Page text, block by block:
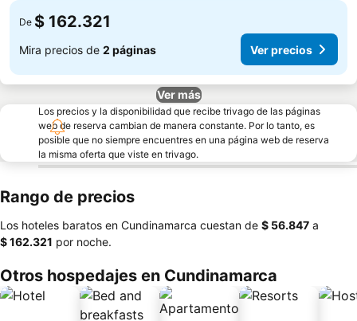
De $ 162.321
Mira precios de 2 páginas Ver precios
Ver más
Los precios y la disponibilidad que recibe trivago de las páginas
web de reserva cambian de manera constante. Por lo tanto, es
posible que no siempre encuentres en una página web de reserva
la misma oferta que viste en trivago.
Rango de precios
Los hoteles baratos en Cundinamarca cuestan de ‎$ 56.847 a
‎$ 162.321 por noche.
Otros hospedajes en Cundinamarca